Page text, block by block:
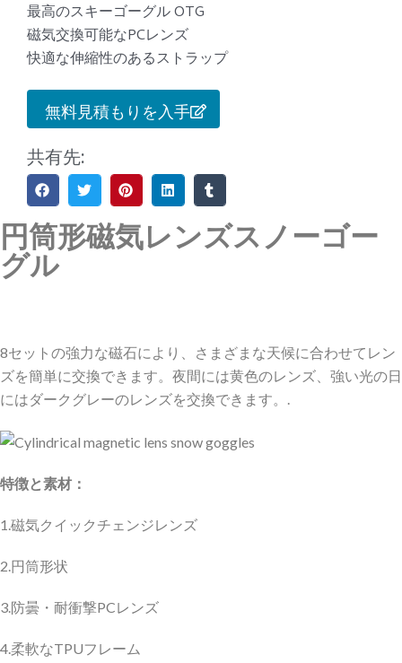
最高のスキーゴーグル OTG
磁気交換可能なPCレンズ
快適な伸縮性のあるストラップ
無料見積もりを入手
共有先:
円筒形磁気レンズスノーゴー
グル
8セットの強力な磁石により、さまざまな天候に合わせてレン
ズを簡単に交換できます。夜間には黄色のレンズ、強い光の日
にはダークグレーのレンズを交換できます。.
特徴と素材：
1.磁気クイックチェンジレンズ
2.円筒形状
3.防曇・耐衝撃PCレンズ
4.柔軟なTPUフレーム